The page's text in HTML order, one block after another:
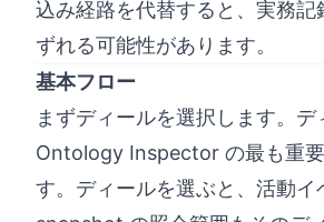
込み経路を代替すると、実務記
ずれる可能性があります。
基本フロー
まずディールを選択します。デ
Ontology Inspector の最も重
す。ディールを選ぶと、活動